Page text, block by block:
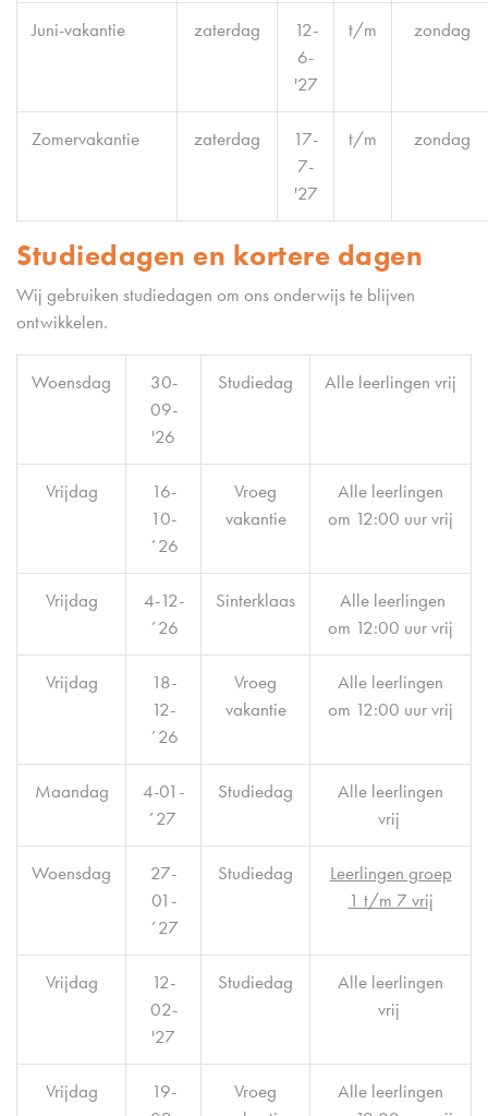
Juni-vakantie zaterdag
12-
6-
'27
t/m zondag
Zomervakantie zaterdag
17-
7-
'27
t/m zondag
Studiedagen en kortere dagen
Wij gebruiken studiedagen om ons onderwijs te blijven
ontwikkelen.
Woensdag
30-
09-
'26
Studiedag Alle leerlingen vrij
Vrijdag
16-
10-
´26
Vroeg
vakantie
Alle leerlingen
om 12:00 uur vrij
Vrijdag
4-12-
´26
Sinterklaas
Alle leerlingen
om 12:00 uur vrij
Vrijdag
18-
12-
´26
Vroeg
vakantie
Alle leerlingen
om 12:00 uur vrij
Maandag
4-01-
´27
Studiedag
Alle leerlingen
vrij
Woensdag
27-
01-
´27
Studiedag
Leerlingen groep
1 t/m 7 vrij
Vrijdag
12-
02-
'27
Studiedag
Alle leerlingen
vrij
Vrijdag
19-
Vroeg
Alle leerlingen